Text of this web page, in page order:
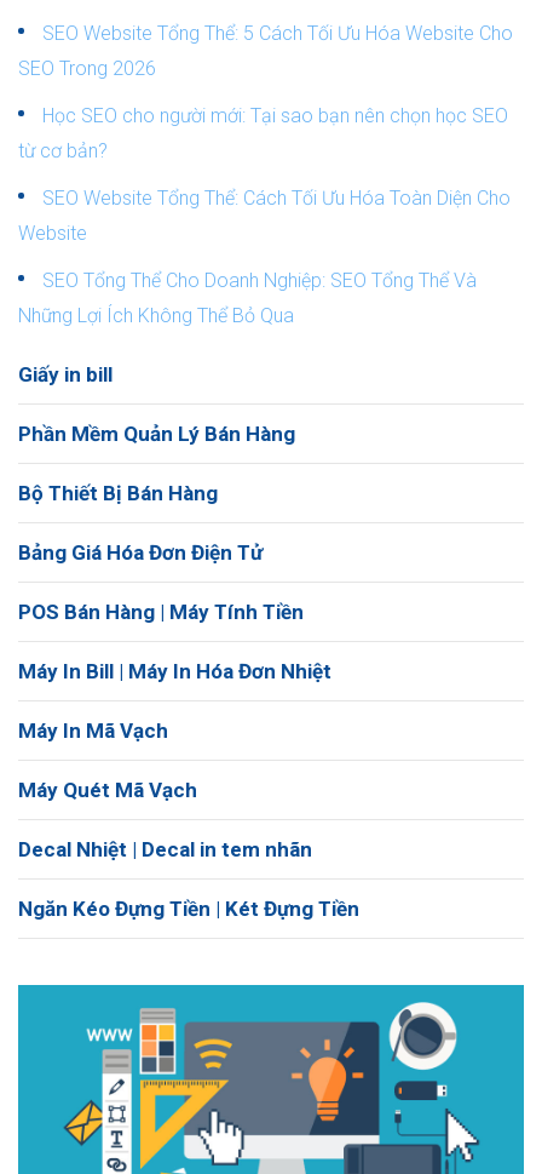
SEO Website Tổng Thể: 5 Cách Tối Ưu Hóa Website Cho
SEO Trong 2026
Học SEO cho người mới: Tại sao bạn nên chọn học SEO
từ cơ bản?
SEO Website Tổng Thể: Cách Tối Ưu Hóa Toàn Diện Cho
Website
SEO Tổng Thể Cho Doanh Nghiệp: SEO Tổng Thể Và
Những Lợi Ích Không Thể Bỏ Qua
Giấy in bill
Phần Mềm Quản Lý Bán Hàng
Bộ Thiết Bị Bán Hàng
Bảng Giá Hóa Đơn Điện Tử
POS Bán Hàng | Máy Tính Tiền
Máy In Bill | Máy In Hóa Đơn Nhiệt
Máy In Mã Vạch
Máy Quét Mã Vạch
Decal Nhiệt | Decal in tem nhãn
Ngăn Kéo Đựng Tiền | Két Đựng Tiền